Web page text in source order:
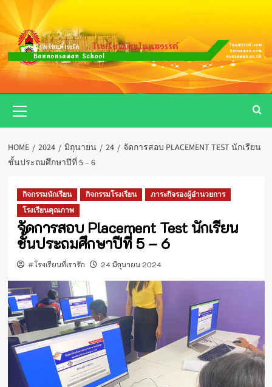
Skip
content
Menu
HOME 2024 มิถุนายน 24
จัดการสอบ PLACEMENT TEST นักเรียน
ชั้นประถมศึกษาปีที่ 5 – 6
กิจกรรมนักเรียน กิจกรรมโรงเรียน
ภาระกิจรองผู้อำนวยการ
โรงเรียนคุณภาพ
จัดการสอบ Placement Test นักเรียน
ชั้นประถมศึกษาปีที่ 5 – 6
#โรงเรียนที่เรารัก 24 มิถุนายน 2024